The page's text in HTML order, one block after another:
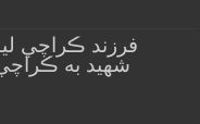
شهيد به